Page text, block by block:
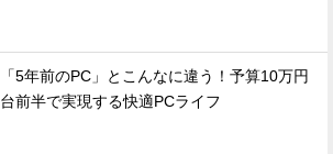
「5年前のPC」とこんなに違う！予算10万円
台前半で実現する快適PCライフ